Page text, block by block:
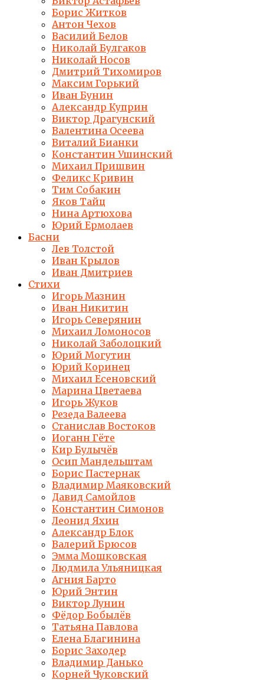
Борис Житков
Антон Чехов
Василий Белов
Николай Булгаков
Николай Носов
Дмитрий Тихомиров
Максим Горький
Иван Бунин
Александр Куприн
Виктор Драгунский
Валентина Осеева
Виталий Бианки
Константин Ушинский
Михаил Пришвин
Феликс Кривин
Тим Собакин
Яков Тайц
Нина Артюхова
Юрий Ермолаев
Басни
Лев Толстой
Иван Крылов
Иван Дмитриев
Стихи
Игорь Мазнин
Иван Никитин
Игорь Северянин
Михаил Ломоносов
Николай Заболоцкий
Юрий Могутин
Юрий Коринец
Михаил Есеновский
Марина Цветаева
Игорь Жуков
Резеда Валеева
Станислав Востоков
Иоганн Гёте
Кир Булычёв
Осип Мандельштам
Борис Пастернак
Владимир Маяковский
Давид Самойлов
Константин Симонов
Леонид Яхин
Александр Блок
Валерий Брюсов
Эмма Мошковская
Людмила Ульяницкая
Агния Барто
Юрий Энтин
Виктор Лунин
Фёдор Бобылёв
Татьяна Павлова
Елена Благинина
Борис Заходер
Владимир Данько
Корней Чуковский